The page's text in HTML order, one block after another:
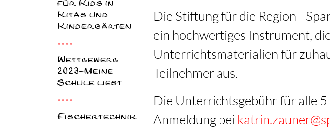
für Kids in
Kitas und
Kindergärten
Wettbewerb
2023-Meine
Schule liest
Fischertechnik
Die Stiftung für die Region -
ein hochwertiges Instrument,
Unterrichtsmaterialien für
Teilnehmer aus.
Die Unterrichtsgebühr für alle
Anmeldung bei k tr n z n r